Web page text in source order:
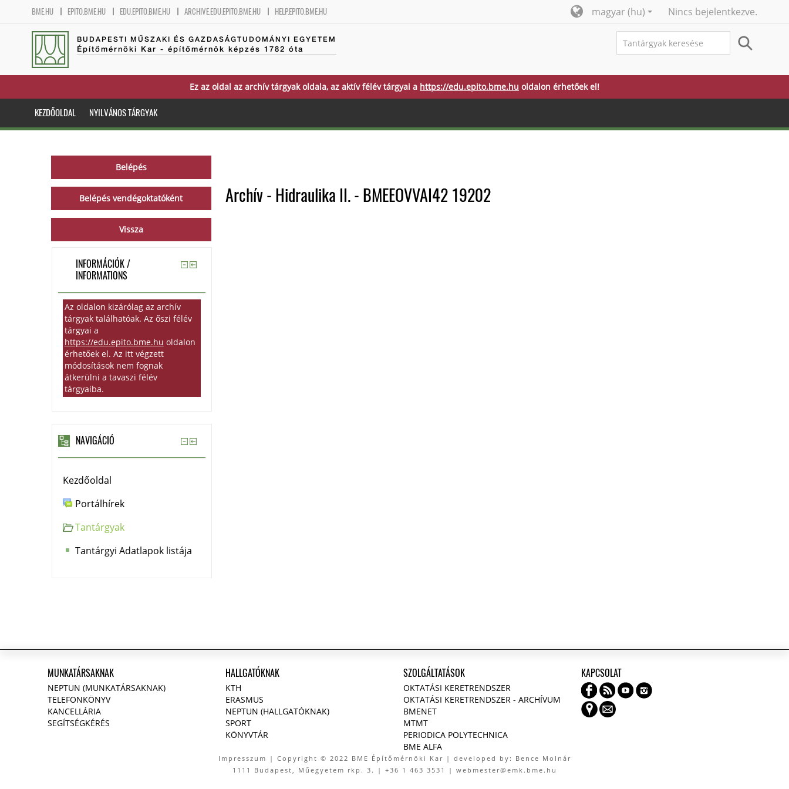
BME.HU EPITO.BME.HU EDU.EPITO.BME.HU ARCHIVE.EDU.EPITO.BME.HU HELP.EPITO.BME.HU Nincs bejelentkezve.
magyar ‎(hu)‎
BUDAPESTI MŰSZAKI ÉS GAZDASÁGTUDOMÁNYI EGYETEM
Építőmérnöki Kar - építőmérnök képzés 1782 óta
Ez az oldal az archív tárgyak oldala, az aktív félév tárgyai a https://edu.epito.bme.hu oldalon érhetőek el!
KEZDŐOLDAL NYILVÁNOS TÁRGYAK
INFORMÁCIÓK /
INFORMATIONS
Az oldalon kizárólag az archív
tárgyak találhatóak. Az őszi félév
tárgyai a
https://edu.epito.bme.hu oldalon
érhetőek el. Az itt végzett
módosítások nem fognak
átkerülni a tavaszi félév
tárgyaiba.
NAVIGÁCIÓ
Kezdőoldal
Portálhírek
Tantárgyak
Tantárgyi Adatlapok listája
Archív - Hidraulika II. - BMEEOVVAI42 19202
MUNKATÁRSAKNAK
NEPTUN (MUNKATÁRSAKNAK)
TELEFONKÖNYV
KANCELLÁRIA
SEGÍTSÉGKÉRÉS
HALLGATÓKNAK
KTH
ERASMUS
NEPTUN (HALLGATÓKNAK)
SPORT
KÖNYVTÁR
SZOLGÁLTATÁSOK
OKTATÁSI KERETRENDSZER
OKTATÁSI KERETRENDSZER - ARCHÍVUM
BMENET
MTMT
PERIODICA POLYTECHNICA
BME ALFA
KAPCSOLAT
Impresszum | Copyright © 2022 BME Építőmérnöki Kar | developed by: Bence Molnár
1111 Budapest, Műegyetem rkp. 3. | +36 1 463 3531 | webmester@emk.bme.hu